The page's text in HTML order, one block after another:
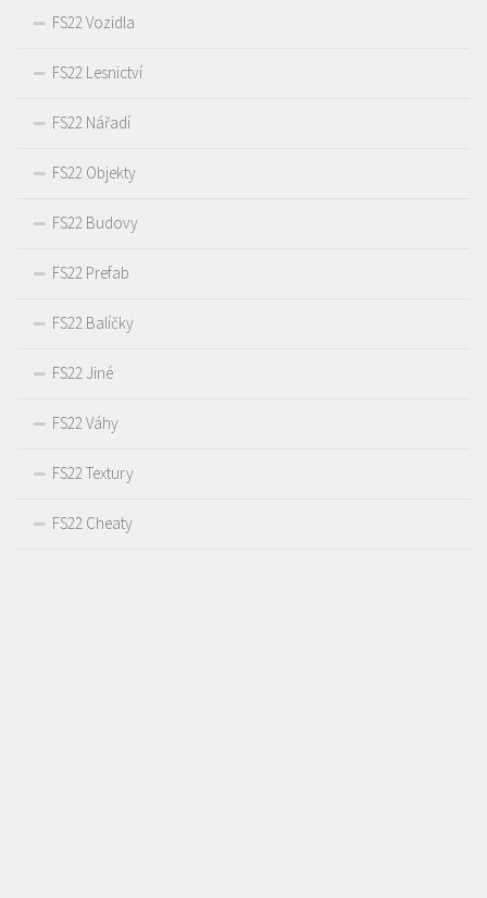
FS22 Vozidla
FS22 Lesnictví
FS22 Nářadí
FS22 Objekty
FS22 Budovy
FS22 Prefab
FS22 Balíčky
FS22 Jiné
FS22 Váhy
FS22 Textury
FS22 Cheaty